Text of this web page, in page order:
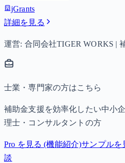
jGrants
詳細を見る
運営: 合同会社TIGER WORKS |
士業・専門家の方はこちら
補助金支援を効率化したい中小
理士・コンサルタントの方
Pro を見る (機能紹介)サンプルを
談